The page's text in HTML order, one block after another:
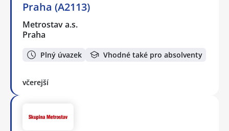
Praha (A2113)
Metrostav a.s.
Praha
Plný úvazek Vhodné také pro absolventy
včerejší